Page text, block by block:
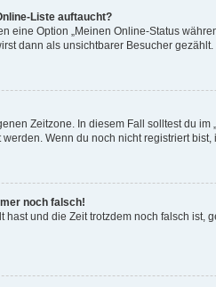
Liste auftaucht?
Option „Meinen Online-Status
dann als unsichtbarer Besucher gezählt.
Zeitzone. In diesem Fall solltest du
Wenn du noch nicht registriert bist,
noch falsch!
und die Zeit trotzdem noch falsch